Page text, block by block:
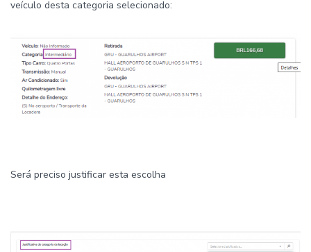
veículo desta categoria selecionado:
Será preciso justificar esta escolha